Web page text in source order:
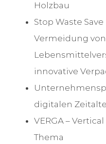
Holzbau
Stop Waste
Vermeidung von
innovative
digitalen
VERGA –
Thema